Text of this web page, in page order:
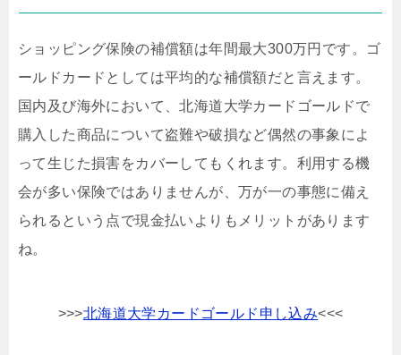
ショッピング保険の補償額は年間最大300万円です。ゴ
ールドカードとしては平均的な補償額だと言えます。
国内及び海外において、北海道大学カードゴールドで
購入した商品について盗難や破損など偶然の事象によ
って生じた損害をカバーしてもくれます。利用する機
会が多い保険ではありませんが、万が一の事態に備え
られるという点で現金払いよりもメリットがあります
ね。
>>>北海道大学カードゴールド申し込み<<<